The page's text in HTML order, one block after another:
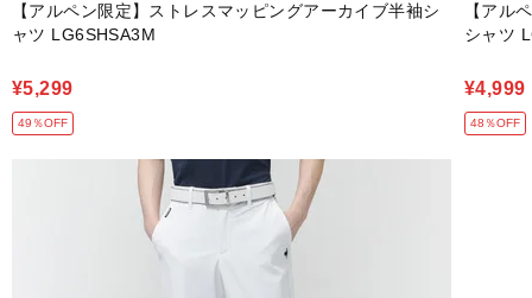
【アルペン限定】ストレスマッピングアーカイブ半袖シ
ャツ LG6SHSA3M
¥5,299
49％OFF
【アル
シャツ
¥4,999
48％OFF